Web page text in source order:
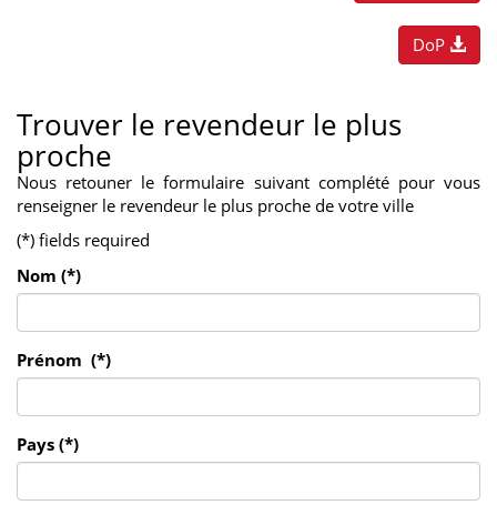
DoP
Trouver le revendeur le plus
proche
Nous retouner le formulaire suivant complété pour vous
renseigner le revendeur le plus proche de votre ville
(*) fields required
Nom (*)
Prénom (*)
Pays (*)